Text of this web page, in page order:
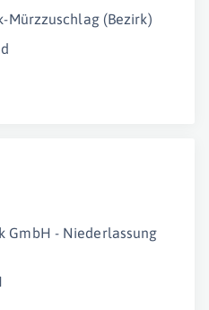
Mürzzuschlag (Bezirk)
GmbH - Niederlassung